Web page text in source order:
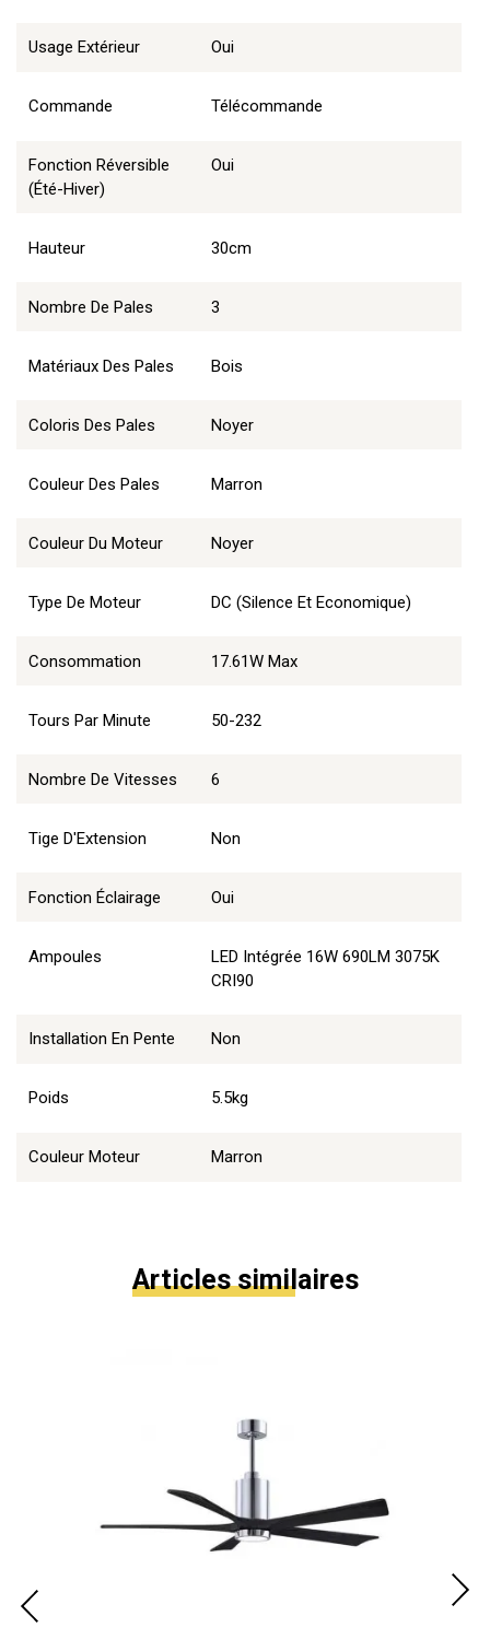
Usage Extérieur Oui
Commande Télécommande
Fonction Réversible
(été-Hiver)
Oui
Hauteur 30cm
Nombre De Pales 3
Matériaux Des Pales Bois
Coloris Des Pales Noyer
Couleur Des Pales Marron
Couleur Du Moteur Noyer
Type De Moteur DC (Silence Et Economique)
Consommation 17.61W Max
Tours Par Minute 50-232
Nombre De Vitesses 6
Tige D'Extension Non
Fonction Éclairage Oui
Ampoules
LED Intégrée 16W 690LM 3075K
CRI90
Installation En Pente Non
Poids 5.5kg
Couleur Moteur Marron
Articles similaires